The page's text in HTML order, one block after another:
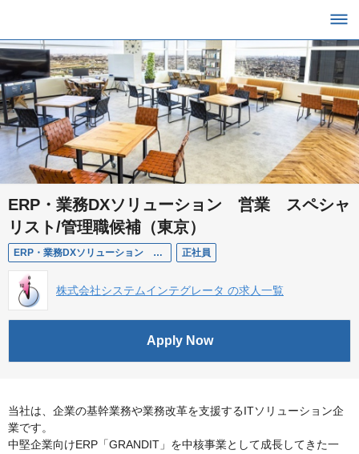
ERP・業務DXソリューション 営業 スペシャ
リスト/管理職候補（東京）
ERP・業務DXソリューション 営業 スペシャリスト/管理職候補（東京） 正社員
株式会社システムインテグレータ の求人一覧
Apply Now
当社は、企業の基幹業務や業務改革を支援するITソリューション企
業です。
中堅企業向けERP「GRANDIT」を中核事業として成長してきた一